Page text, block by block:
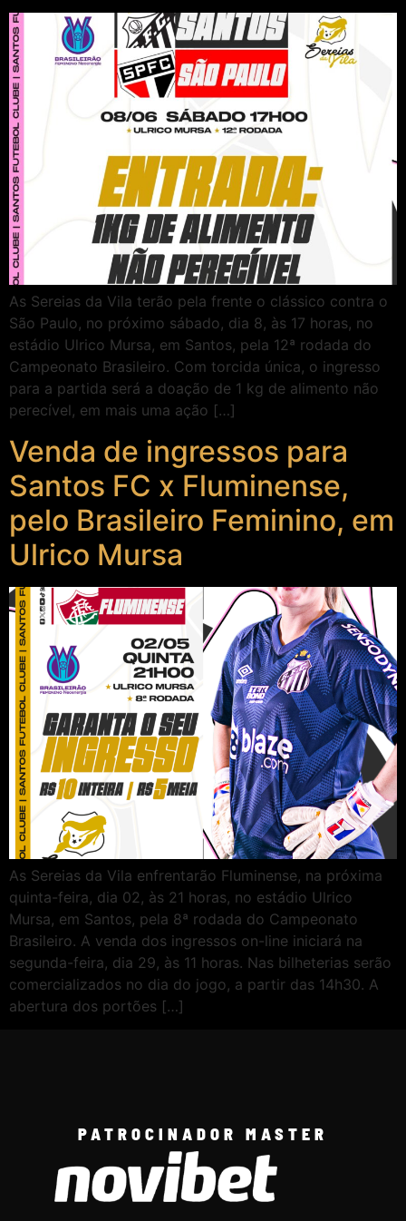
As Sereias da Vila terão pela frente o clássico contra o
São Paulo, no próximo sábado, dia 8, às 17 horas, no
estádio Ulrico Mursa, em Santos, pela 12ª rodada do
Campeonato Brasileiro. Com torcida única, o ingresso
para a partida será a doação de 1 kg de alimento não
perecível, em mais uma ação […]
Venda de ingressos para
Santos FC x Fluminense,
pelo Brasileiro Feminino, em
Ulrico Mursa
As Sereias da Vila enfrentarão Fluminense, na próxima
quinta-feira, dia 02, às 21 horas, no estádio Ulrico
Mursa, em Santos, pela 8ª rodada do Campeonato
Brasileiro. A venda dos ingressos on-line iniciará na
segunda-feira, dia 29, às 11 horas. Nas bilheterias serão
comercializados no dia do jogo, a partir das 14h30. A
abertura dos portões […]
PATROCINADOR MASTER